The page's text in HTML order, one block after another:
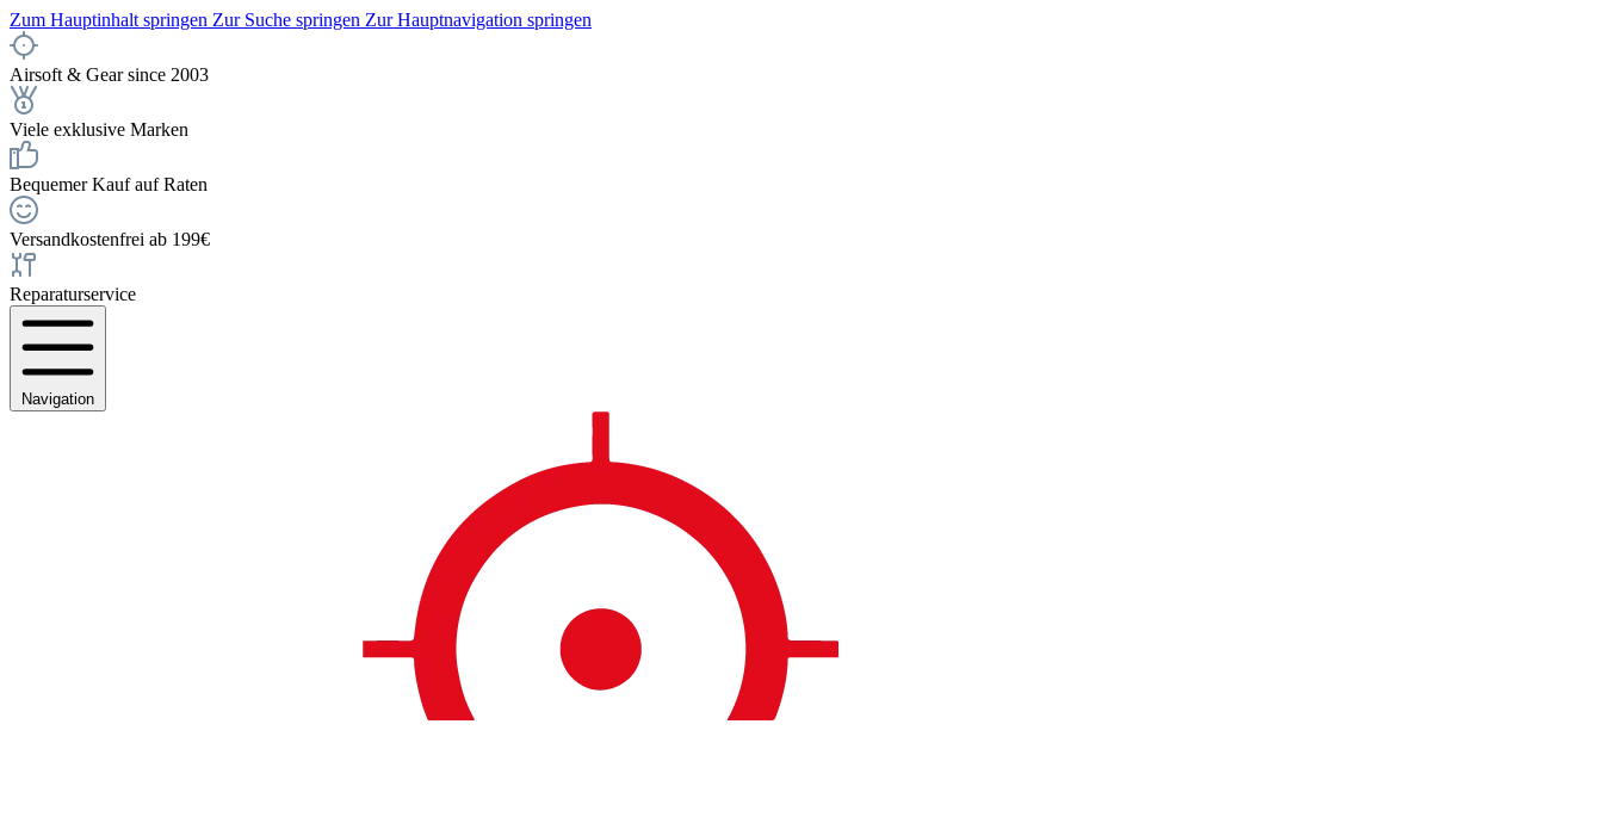
Zum Hauptinhalt springen Zur Suche springen Zur Hauptnavigation springen
Airsoft & Gear since 2003
Viele exklusive Marken
Bequemer Kauf auf Raten
Versandkostenfrei ab 199€
Reparaturservice
Navigation